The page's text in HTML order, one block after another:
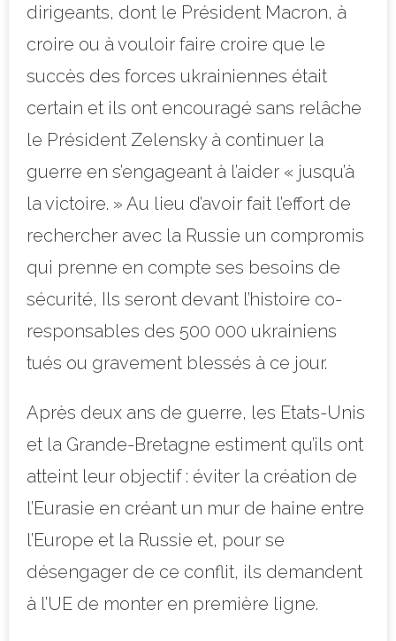
dirigeants, dont le Président Macron, à
croire ou à vouloir faire croire que le
succès des forces ukrainiennes était
certain et ils ont encouragé sans relâche
le Président Zelensky à continuer la
guerre en s’engageant à l’aider « jusqu’à
la victoire. » Au lieu d’avoir fait l’effort de
rechercher avec la Russie un compromis
qui prenne en compte ses besoins de
sécurité, Ils seront devant l’histoire co-
responsables des 500 000 ukrainiens
tués ou gravement blessés à ce jour.
Après deux ans de guerre, les Etats-Unis
et la Grande-Bretagne estiment qu’ils ont
atteint leur objectif : éviter la création de
l’Eurasie en créant un mur de haine entre
l’Europe et la Russie et, pour se
désengager de ce conflit, ils demandent
à l’UE de monter en première ligne.